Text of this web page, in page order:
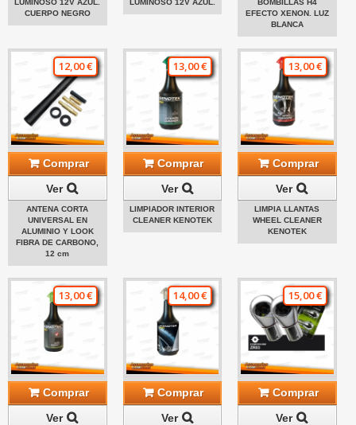
LUMINOSO 12V AZUL.
CUERPO NEGRO
LUMINOSO 12V AZUL.
BOMBILLAS H4
EFECTO XENON. LUZ
BLANCA
12,00 €
Comprar
Ver
ANTENA CORTA
UNIVERSAL EN
ALUMINIO Y LOOK
FIBRA DE CARBONO,
12 cm
13,00 €
Comprar
Ver
LIMPIADOR INTERIOR
CLEANER KENOTEK
13,00 €
Comprar
Ver
LIMPIA LLANTAS
WHEEL CLEANER
KENOTEK
13,00 €
Comprar
Ver
14,00 €
Comprar
Ver
15,00 €
Comprar
Ver